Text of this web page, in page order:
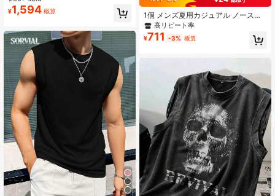
#4 ベストセラー
アヴァンギャルド - ゴシック/パンク メンズタンクトップ
¥1,594 概算
1個 メンズ夏用カジュアル ノースリ
ーブ プリント ラウンドネック タン
クトップ、スポーツ、フィットネ
ス、デイリーウェアに適しています
高リピート率
¥711 -3% 概算